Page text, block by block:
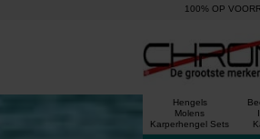
100% OP
Hengels
Molens
Karperhengel Sets